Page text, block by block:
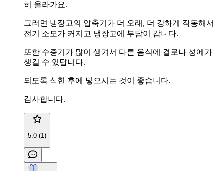
히 올라가요.
그러면 냉장고의 압축기가 더 오래, 더 강하게 작동해서
전기 소모가 커지고 냉장고에 부담이 갑니다.
또한 수증기가 많이 생겨서 다른 음식에 결로나 성에가
생길 수 있답니다.
되도록 식힌 후에 넣으시는 것이 좋습니다.
감사합니다.
5.0 (1)